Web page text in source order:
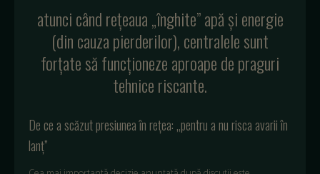
atunci când rețeaua „înghite” apă și energie
(din cauza pierderilor), centralele sunt
forțate să funcționeze aproape de praguri
tehnice riscante.
De ce a scăzut presiunea în rețea: „pentru a nu risca avarii în
lanț”